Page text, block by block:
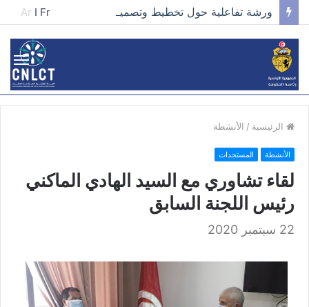
Ar I Fr
الرئيسية / الأنشطة
الأنشطة المستجدات
لقاء تشاوري مع السيد الهادي الماكني
رئيس اللجنة السابق
22 سبتمبر 2020